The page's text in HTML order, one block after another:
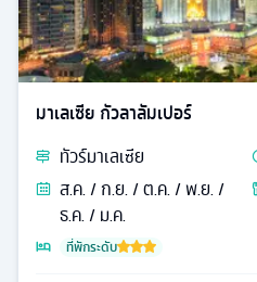
มาเลเซีย กัวลาลัมเปอร์
ทัวร์มาเลเซีย
ส.ค. / ก.ย. / ต.ค. / พ.ย. /
ธ.ค. / ม.ค.
ที่พักระดับ